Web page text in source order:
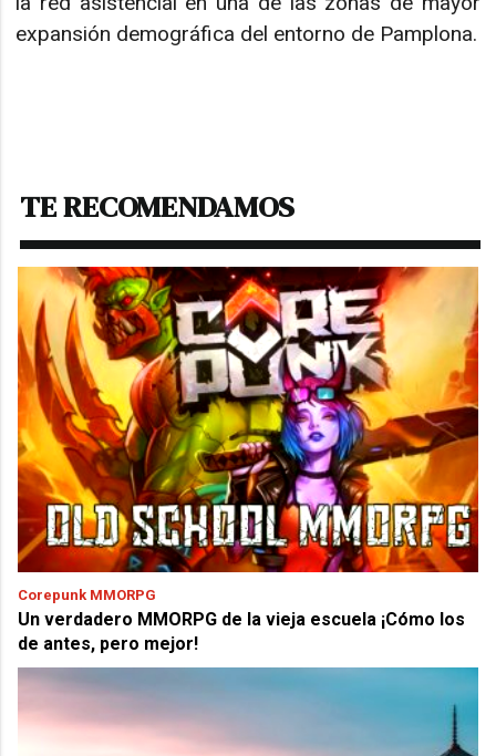
expansión demográfica del entorno de Pamplona.
TE RECOMENDAMOS
Corepunk MMORPG
Un verdadero MMORPG de la vieja escuela ¡Cómo los
de antes, pero mejor!